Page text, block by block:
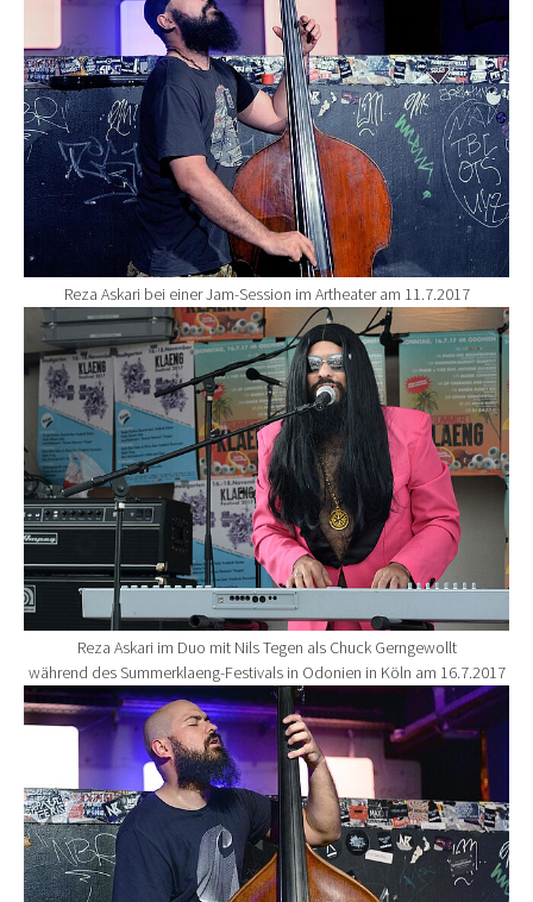
Reza Askari bei einer Jam-Session im Artheater am 11.7.2017
Show larger version for:
Reza Askari im Duo mit Nils Tegen als Chuck Gerngewollt
während des Summerklaeng-Festivals in Odonien in Köln am 16.7.2017
Show larger version for: